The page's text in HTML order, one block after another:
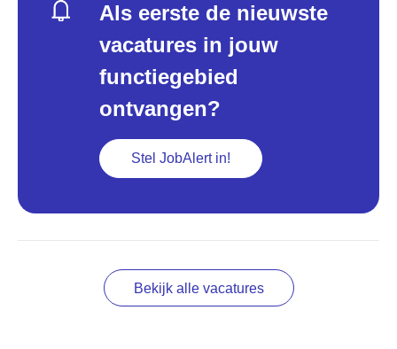
Als eerste de nieuwste
vacatures in jouw
functiegebied
ontvangen?
Stel JobAlert in!
Bekijk alle vacatures